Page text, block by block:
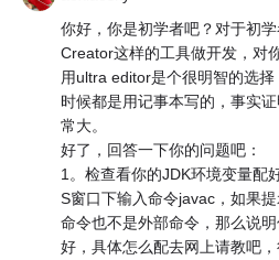
你好，你是初学者吧？对于初
Creator这样的工具做开发，对
用ultra editor是个很明智的选择
时候都是用记事本写的，事实
常大。
好了，回答一下你的问题吧：
1。检查看你的JDK环境变量配
S窗口下输入命令javac，如果
命令也不是外部命令，那么说
好，具体怎么配去网上请教吧，